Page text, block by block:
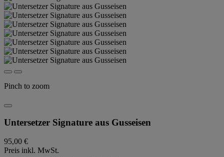
Pinch to zoom
Untersetzer Signature aus Gusseisen
95,00 €
Preis inkl. MwSt.